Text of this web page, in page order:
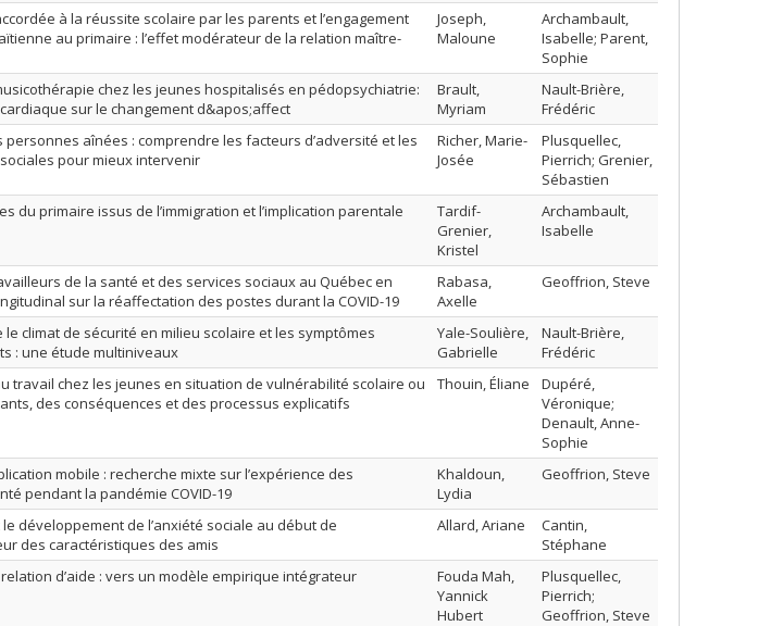
à la réussite scolaire par les parents et l’engagement
au primaire : l’effet modérateur de la relation maître-
Joseph,
Maloune
Archambault,
Isabelle; Parent,
Sophie
chez les jeunes hospitalisés en pédopsychiatrie:
sur le changement d&apos;affect
Brault,
Myriam
Nault-Brière,
Frédéric
aînées : comprendre les facteurs d’adversité et les
pour mieux intervenir
Richer, Marie-
Josée
Plusquellec,
Pierrich; Grenier,
Sébastien
du primaire issus de l’immigration et l’implication parentale
Tardif-
Grenier,
Kristel
Archambault,
Isabelle
de la santé et des services sociaux au Québec en
sur la réaffectation des postes durant la COVID-19
Rabasa,
Axelle
Geoffrion, Steve
le climat de sécurité en milieu scolaire et les symptômes
: une étude multiniveaux
Yale-Soulière,
Gabrielle
Nault-Brière,
Frédéric
travail chez les jeunes en situation de vulnérabilité scolaire ou
des conséquences et des processus explicatifs
Thouin, Éliane
Dupéré,
Véronique;
Denault, Anne-
Sophie
mobile : recherche mixte sur l’expérience des
pendant la pandémie COVID-19
Khaldoun,
Lydia
Geoffrion, Steve
développement de l’anxiété sociale au début de
des caractéristiques des amis
Allard, Ariane
Cantin,
Stéphane
d’aide : vers un modèle empirique intégrateur
Fouda Mah,
Yannick
Hubert
Plusquellec,
Pierrich;
Geoffrion, Steve